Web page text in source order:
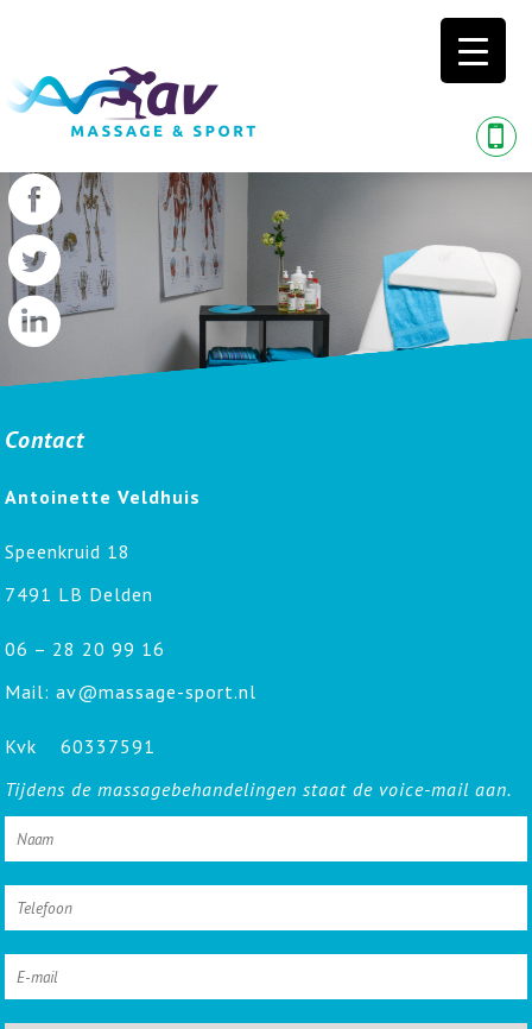
Contact
Antoinette Veldhuis
Speenkruid 18
7491 LB Delden
06 – 28 20 99 16
Mail: av@massage-sport.nl
Kvk 60337591
Tijdens de massagebehandelingen staat de voice-mail aan.